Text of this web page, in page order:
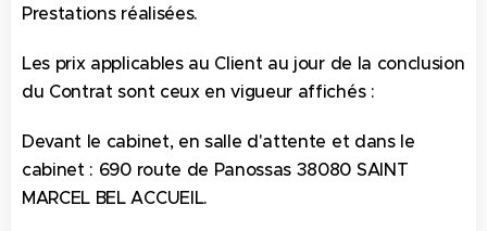
Prestations réalisées.
Les prix applicables au Client au jour de la conclusion
du Contrat sont ceux en vigueur affichés :
Devant le cabinet, en salle d'attente et dans le
cabinet : 690 route de Panossas 38080 SAINT
MARCEL BEL ACCUEIL.